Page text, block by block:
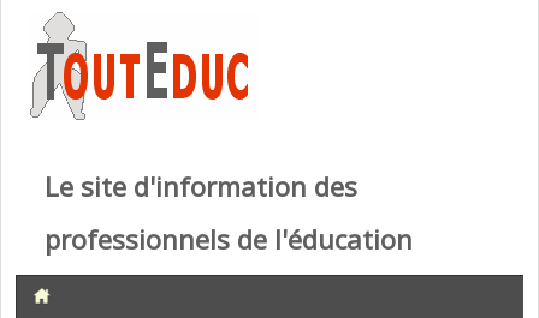
Le site d'information des
professionnels de l'éducation